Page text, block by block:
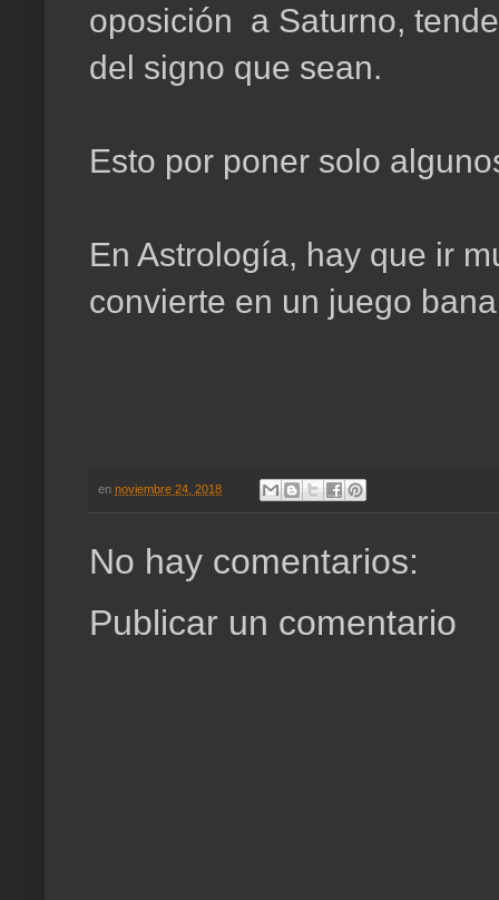
oposición a Saturno,
del signo que sean.
Esto por poner solo
En Astrología, hay que ir
convierte en un juego
en noviembre 24, 2018
No hay comentarios:
Publicar un comentario